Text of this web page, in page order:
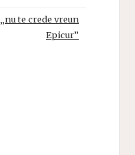
„nu te crede vreun
Epicur”